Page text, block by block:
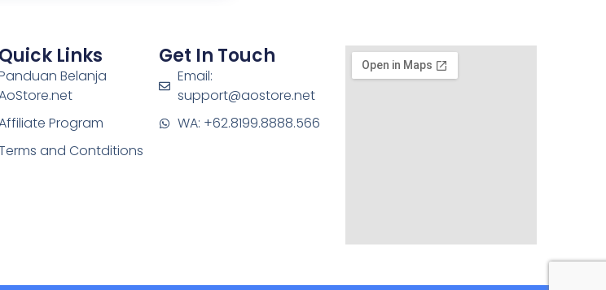
Quick Links
Belanja
Program
and Contditions
Get In Touch
Email:
support@aostore.net
WA: +62.8199.8888.566